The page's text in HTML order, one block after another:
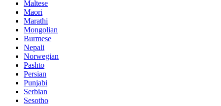
Maltese
Maori
Marathi
Mongolian
Burmese
Nepali
Norwegian
Pashto
Persian
Punjabi
Serbian
Sesotho